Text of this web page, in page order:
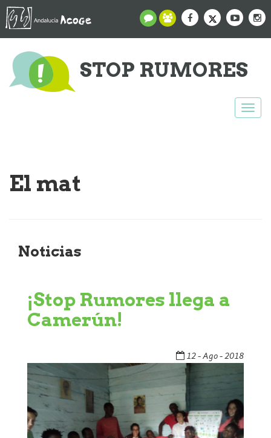
STOP RUMORES
El mat
Noticias
¡Stop Rumores llega a
Camerún!
12 - Ago - 2018